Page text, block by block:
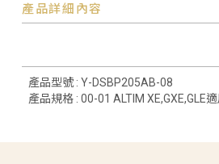
產品詳細內容
產品型號 : Y-DSBP205AB-08
產品規格 : 00-01 ALTIM XE,GXE,GLE